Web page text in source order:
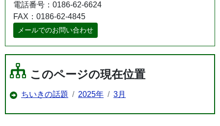
電話番号：0186-62-6624
FAX：0186-62-4845
メールでのお問い合わせ
このページの現在位置
ちいきの話題 2025年 3月